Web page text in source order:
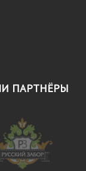
ПАРТНЁРЫ